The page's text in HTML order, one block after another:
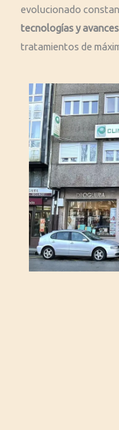
evolucionado
tecnologías y
tratamientos de